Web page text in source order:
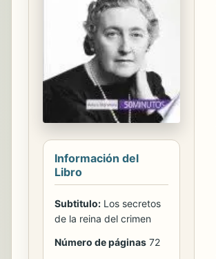
Información del
Libro
Subtitulo: Los secretos
de la reina del crimen
Número de páginas 72